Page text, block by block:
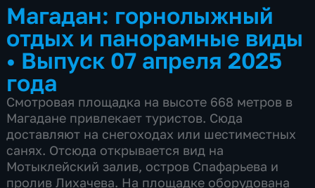
Магадан: горнолыжный
отдых и панорамные виды
• Выпуск 07 апреля 2025
года
Смотровая площадка на высоте 668 метров в
Магадане привлекает туристов. Сюда
доставляют на снегоходах или шестиместных
санях. Отсюда открывается вид на
Мотыклейский залив, остров Спафарьева и
пролив Лихачева. На площадке оборудована